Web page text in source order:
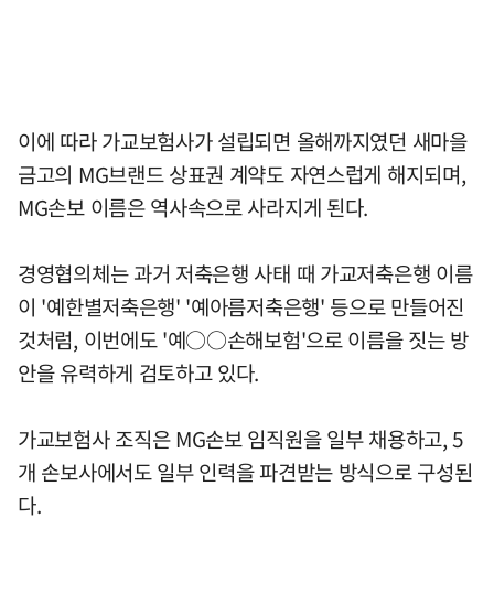
이에 따라 가교보험사가 설립되면 올해까지였던 새마을
금고의 MG브랜드 상표권 계약도 자연스럽게 해지되며,
MG손보 이름은 역사속으로 사라지게 된다.
경영협의체는 과거 저축은행 사태 때 가교저축은행 이름
이 '예한별저축은행' '예아름저축은행' 등으로 만들어진
것처럼, 이번에도 '예○○손해보험'으로 이름을 짓는 방
안을 유력하게 검토하고 있다.
가교보험사 조직은 MG손보 임직원을 일부 채용하고, 5
개 손보사에서도 일부 인력을 파견받는 방식으로 구성된
다.